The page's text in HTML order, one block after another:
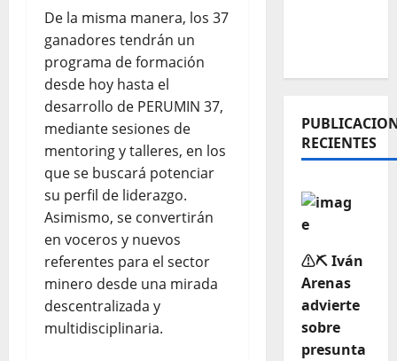
De la misma manera, los 37
ganadores tendrán un
programa de formación
desde hoy hasta el
desarrollo de PERUMIN 37,
mediante sesiones de
mentoring y talleres, en los
que se buscará potenciar
su perfil de liderazgo.
Asimismo, se convertirán
en voceros y nuevos
referentes para el sector
minero desde una mirada
descentralizada y
multidisciplinaria.
RECIENTES
⚠️⛏️ Iván
Arenas
advierte
sobre
presunta